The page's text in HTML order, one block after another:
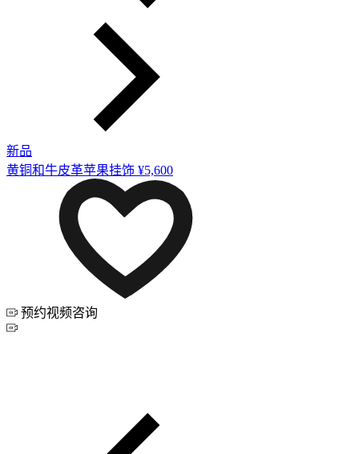
新品
黄铜和牛皮革苹果挂饰 ¥5,600
预约视频咨询